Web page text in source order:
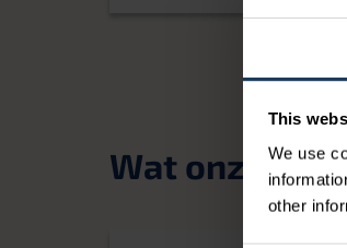
This
We use
other
Wat onze